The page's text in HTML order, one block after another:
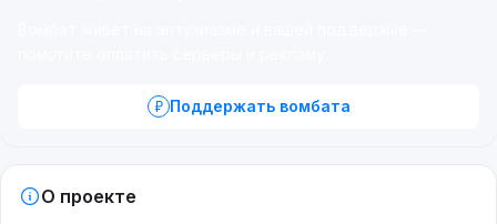
Поддержать вомбата
О проекте